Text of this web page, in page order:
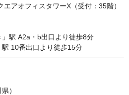
アオフィスタワーX（受付：35階）
駅 A2a・b出口より徒歩8分
10番出口より徒歩15分
）